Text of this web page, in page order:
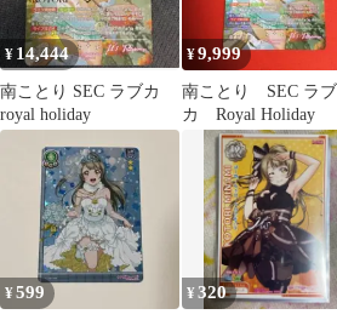
¥ 14,444
南ことり SEC ラブカ
royal holiday
¥9,999
南ことり SEC ラブ
カ Royal Holiday
¥599 ¥320